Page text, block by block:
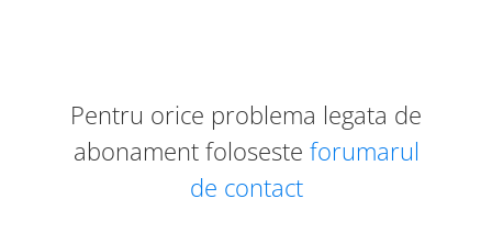
Pentru orice problema legata de
abonament foloseste forumarul
de contact